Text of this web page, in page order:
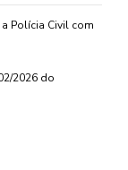
Polícia Civil com
2026 do